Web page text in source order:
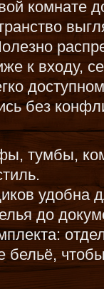
комнате
к входу,
без
тумбы,
удобна
до
бельё,